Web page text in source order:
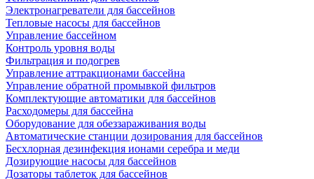
Электронагреватели для бассейнов
Тепловые насосы для бассейнов
Управление бассейном
Контроль уровня воды
Фильтрация и подогрев
Управление аттракционами бассейна
Управление обратной промывкой фильтров
Комплектующие автоматики для бассейнов
Расходомеры для бассейна
Оборудование для обеззараживания воды
Автоматические станции дозирования для бассейнов
Беcхлорная дезинфекция ионами серебра и меди
Дозирующие насосы для бассейнов
Дозаторы таблеток для бассейнов